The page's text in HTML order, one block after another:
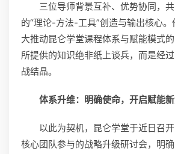
三位导师背景互补、优势协同，共
的“理论-方法-工具”创造与输出核心
大推动昆仑学堂课程体系与赋能模式
所提供的知识绝非纸上谈兵，而是经
战结晶。
体系升维：明确使命，开启赋能
以此为契机，昆仑学堂于近日召开
核心团队参与的战略升级研讨会，明